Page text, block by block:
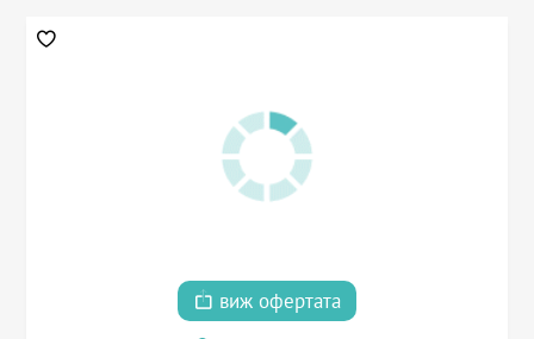
виж офертата